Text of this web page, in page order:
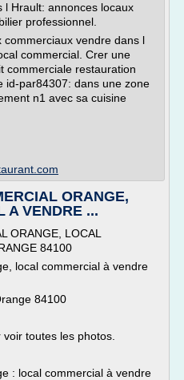
l Hrault: annonces locaux
professionnel.
commerciaux vendre dans l
commercial. Crer une
commerciale restauration
id-par84307: dans une zone
n1 avec sa cuisine
ORANGE,
A VENDRE ...
ORANGE, LOCAL
84100
local commercial à vendre
84100
toutes les photos.
: local commercial à vendre